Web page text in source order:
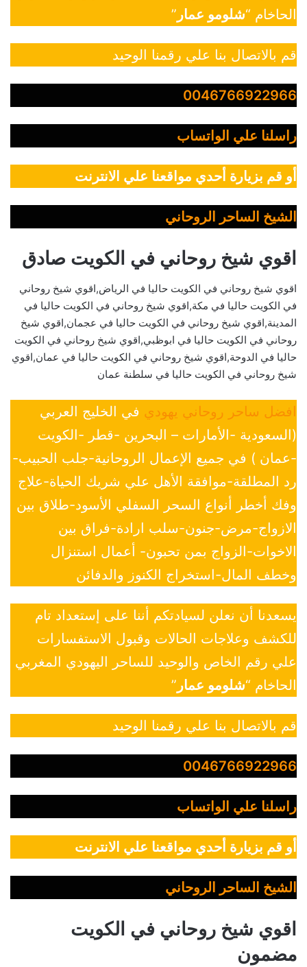
الحاخام “شلومو عمار ”
قم بالاتصال بنا علي رقمنا الوحيد
0046766922966
راسلنا علي الواتساب
أو قم بزيارة أحدي مواقعنا علي الانترنت
الشيخ الساحر الروحاني
اقوي شيخ روحاني في الكويت صادق
اقوي شيخ روحاني في الكويت حاليا في الرياض,اقوي شيخ روحاني
في الكويت حاليا في مكة,اقوي شيخ روحاني في الكويت حاليا في
المدينة,اقوي شيخ روحاني في الكويت حاليا في عجمان,اقوي شيخ
روحاني في الكويت حاليا في ابوظبي,اقوي شيخ روحاني في الكويت
حاليا في الدوحة,اقوي شيخ روحاني في الكويت حاليا في عمان,اقوي
شيخ روحاني في الكويت حاليا في سلطنة عمان
افضل ساحر روحاني يهودي في الخليج العربي
(السعودية -الأمارات – البحرين -قطر -الكويت
-عمان ) في جميع الإعمال الروحانية-جلب الحبيب-
رد المطلقة-موافقة الأهل علي شريك الحياة-علاج
وفك أخطر أنواع السحر السفلي الأسود-طلاق بين
الازواج-مرض-جنون-سلب ارادة-فراق بين
الاخوات-الزواج بمن تحبون- أعمال استنزال
وخطف المال-استخراج الكنوز والدفائن
يسعدنا أن نعلن لسيادتكم أننا على إستعداد تام
للكشف وعلاجات الحالات وقبول الاستفسارات
علي رقم الخاص والوحيد للساحر اليهودي المغربي
الحاخام “شلومو عمار ”
قم بالاتصال بنا علي رقمنا الوحيد
0046766922966
راسلنا علي الواتساب
أو قم بزيارة أحدي مواقعنا علي الانترنت
الشيخ الساحر الروحاني
اقوي شيخ روحاني في الكويت
مضمون